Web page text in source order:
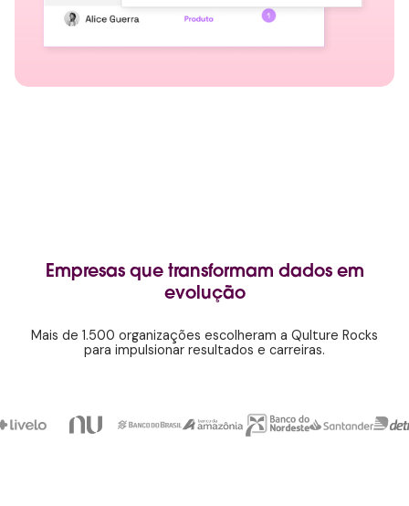
Empresas que transformam dados em
evolução
Mais de 1.500 organizações escolheram a Qulture Rocks
para impulsionar resultados e carreiras.